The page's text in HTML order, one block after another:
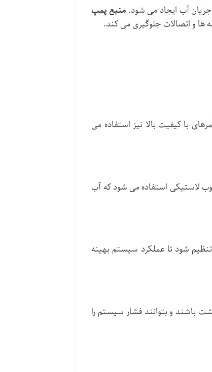
منبع پمپ
ها و اتصالات جلوگیری می کند.
با کیفیت بالا نیز استفاده می
لاستیکی استفاده می شود که آب
شود تا عملکرد سیستم بهینه
باشند و بتوانند فشار سیستم را